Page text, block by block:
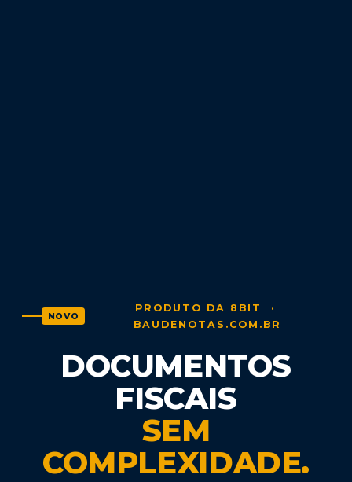
NOVO
PRODUTO DA 8BIT ·
BAUDENOTAS.COM.BR
DOCUMENTOS
FISCAIS
SEM
COMPLEXIDADE.